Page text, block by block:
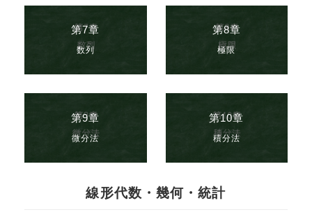
第7章
数列
第8章
極限
第9章
微分法
第10章
積分法
線形代数・幾何・統計